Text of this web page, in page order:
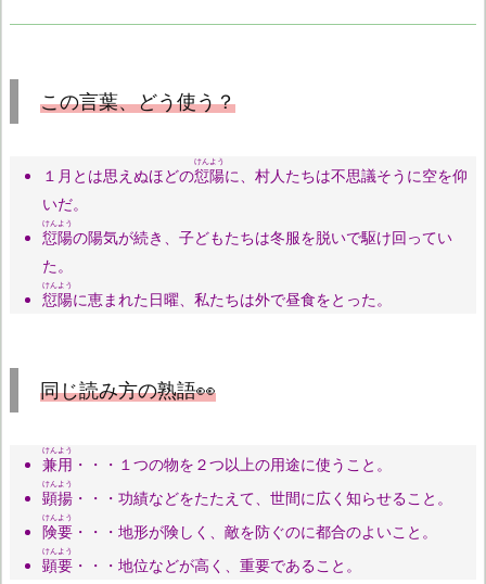
この言葉、どう使う？
１月とは思えぬほどの愆陽
けんよう
に、村人たちは不思議そうに空を仰
いだ。
愆陽
けんよう
の陽気が続き、子どもたちは冬服を脱いで駆け回ってい
た。
愆陽
けんよう
に恵まれた日曜、私たちは外で昼食をとった。
同じ読み方の熟語👀
兼用
けんよう
・・・１つの物を２つ以上の用途に使うこと。
顕揚
けんよう
・・・功績などをたたえて、世間に広く知らせること。
険要
けんよう
・・・地形が険しく、敵を防ぐのに都合のよいこと。
顕要
けんよう
・・・地位などが高く、重要であること。